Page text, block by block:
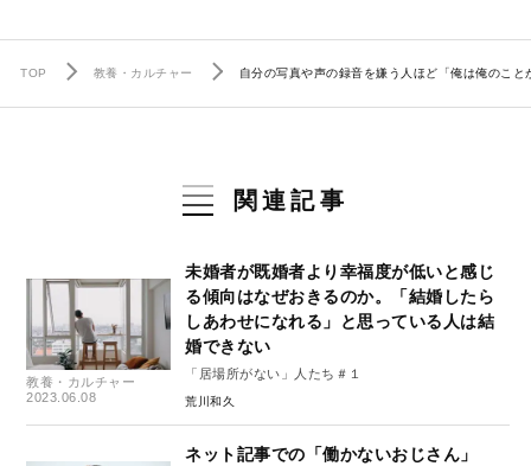
TOP 教養・カルチャー 自分の写真や声の録音を嫌う人ほど「俺は俺のこ
関連記事
教養・カルチャー
2023.06.08
未婚者が既婚者より幸福度が低いと感じ
る傾向はなぜおきるのか。「結婚したら
しあわせになれる」と思っている人は結
婚できない
「居場所がない」人たち＃１
荒川和久
ネット記事での「働かないおじさん」